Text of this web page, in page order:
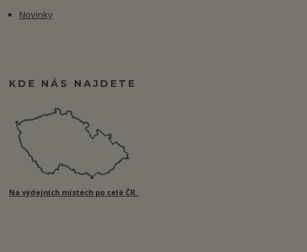
Novinky
KDE NÁS NAJDETE
Na výdejních místech po celé ČR.